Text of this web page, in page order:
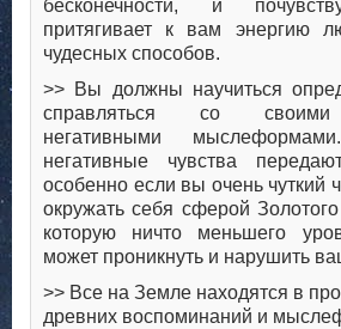
бесконечности, и
притягивает к вам энергию
чудесных способов.
>> Вы должны научиться
справляться со своими
негативными
негативные чувства
особенно если вы очень чуткий
окружать себя сферой
которую ничто меньшего
может проникнуть и нарушить
>> Все на Земле находятся в
древних воспоминаний и